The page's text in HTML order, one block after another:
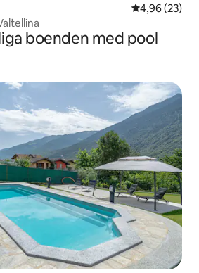
4,96 av 5 i
4,96 (23)
boenden med pool